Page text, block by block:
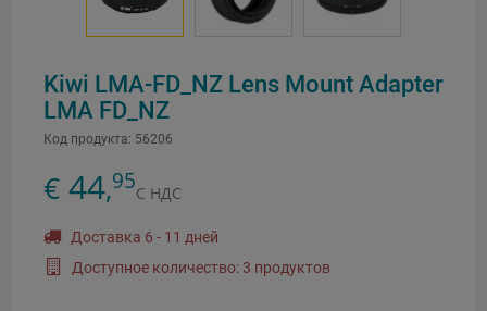
Kiwi LMA-FD_NZ Lens Mount Adapter
LMA FD_NZ
Код продукта: 56206
€ 44,95С НДС
Доставка 6 - 11 дней
Доступное количество: 3 продуктов